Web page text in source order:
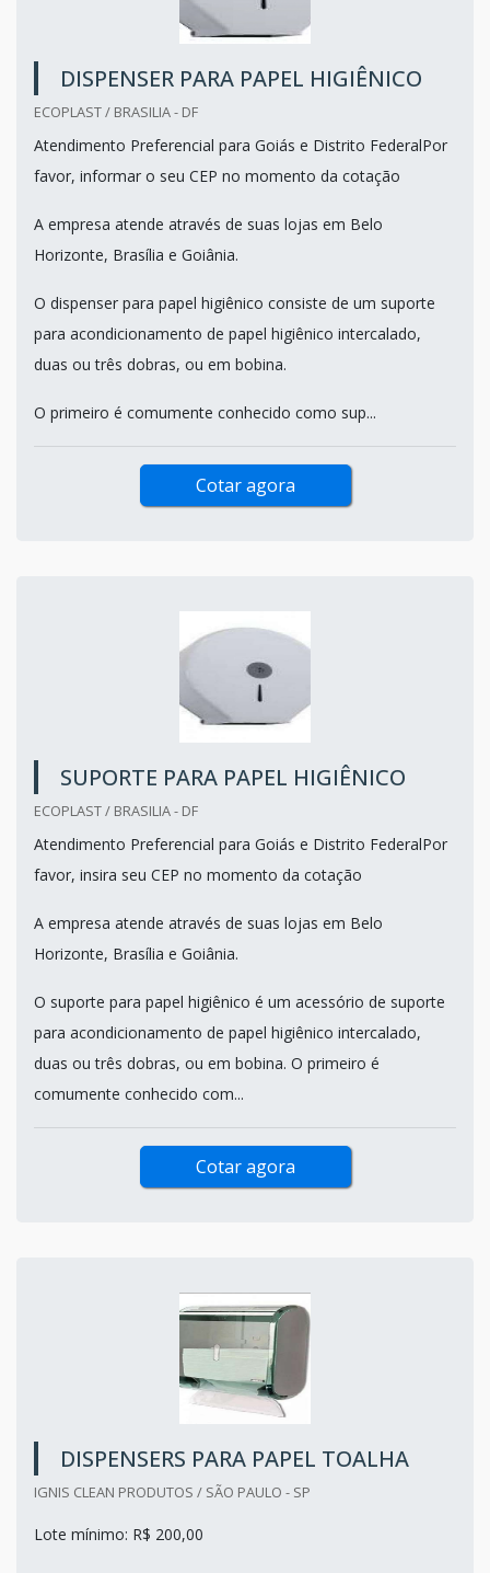
DISPENSER PARA PAPEL HIGIÊNICO
ECOPLAST / BRASILIA - DF
Atendimento Preferencial para Goiás e Distrito FederalPor
favor, informar o seu CEP no momento da cotação
A empresa atende através de suas lojas em Belo
Horizonte, Brasília e Goiânia.
O dispenser para papel higiênico consiste de um suporte
para acondicionamento de papel higiênico intercalado,
duas ou três dobras, ou em bobina.
O primeiro é comumente conhecido como sup...
Cotar agora
SUPORTE PARA PAPEL HIGIÊNICO
ECOPLAST / BRASILIA - DF
Atendimento Preferencial para Goiás e Distrito FederalPor
favor, insira seu CEP no momento da cotação
A empresa atende através de suas lojas em Belo
Horizonte, Brasília e Goiânia.
O suporte para papel higiênico é um acessório de suporte
para acondicionamento de papel higiênico intercalado,
duas ou três dobras, ou em bobina. O primeiro é
comumente conhecido com...
Cotar agora
DISPENSERS PARA PAPEL TOALHA
IGNIS CLEAN PRODUTOS / SÃO PAULO - SP
Lote mínimo: R$ 200,00